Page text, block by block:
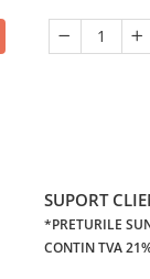
SUPORT
*PRETURILE
CONTIN TVA